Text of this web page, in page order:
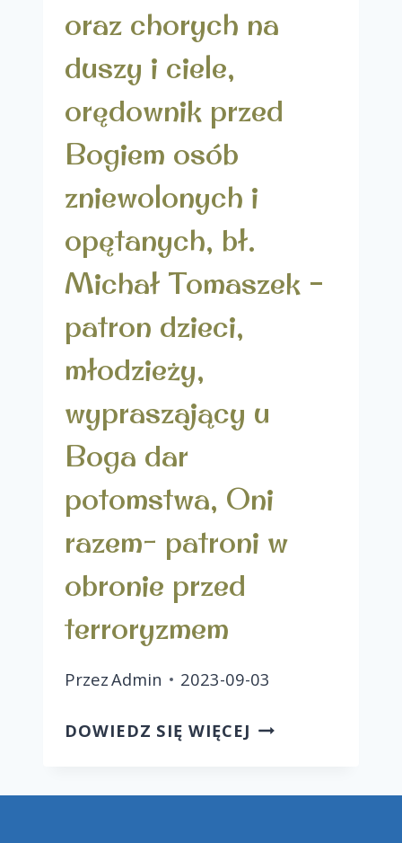
oraz chorych na
duszy i ciele,
orędownik przed
Bogiem osób
zniewolonych i
opętanych, bł.
Michał Tomaszek –
patron dzieci,
młodzieży,
wypraszający u
Boga dar
potomstwa, Oni
razem- patroni w
obronie przed
terroryzmem
PrzezAdmin 2023-09-03
DOWIEDZ SIĘ WIĘCEJ